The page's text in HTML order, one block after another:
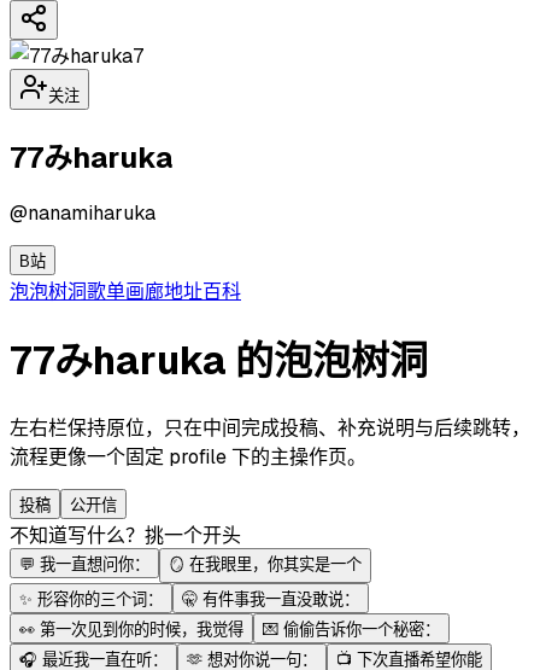
7
关注
77みharuka
@nanamiharuka
B站
泡泡树洞歌单画廊地址百科
77みharuka 的泡泡树洞
左右栏保持原位，只在中间完成投稿、补充说明与后续跳转，
流程更像一个固定 profile 下的主操作页。
投稿 公开信
不知道写什么？挑一个开头
💬 我一直想问你： 🪞 在我眼里，你其实是一个
✨ 形容你的三个词： 🤫 有件事我一直没敢说：
👀 第一次见到你的时候，我觉得 💌 偷偷告诉你一个秘密：
🎧 最近我一直在听： 🫶 想对你说一句： 📺 下次直播希望你能